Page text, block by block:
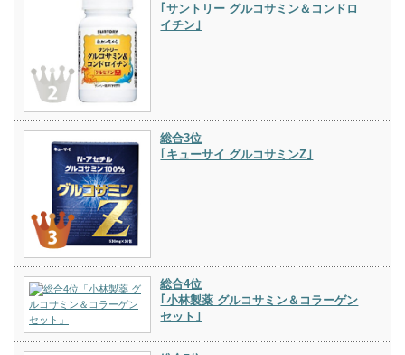
｢サントリー グルコサミン＆コンドロ
イチン｣
総合3位
｢キューサイ グルコサミンZ｣
総合4位
｢小林製薬 グルコサミン＆コラーゲン
セット｣